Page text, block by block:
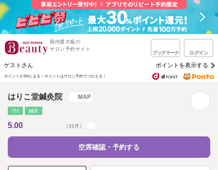
国内最大級の
サロン予約サイト
ブックマーク ログイン
ゲストさん ポイントを表示する
ポイントが1%たまる！ ポイントはサロン予約でつかえる！
はりこ堂鍼灸院 MAP
ﾘﾗｸ 鍼灸
5.00 （31件）
空席確認・予約する